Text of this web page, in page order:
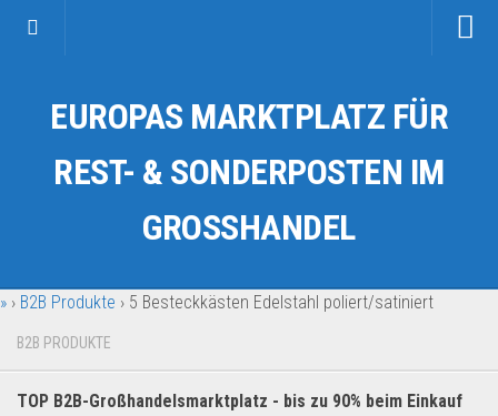
Kategorien
Auto & Motorrad
Fahrzeuge & Transport
Garten & Werkzeug
Geschäft, Büro & Schreibwaren
Geschenkartikel
EUROPAS MARKTPLATZ FÜR
REST- & SONDERPOSTEN IM
GROSSHANDEL
» › B2B Produkte › 5 Besteckkästen Edelstahl poliert/satiniert
B2B PRODUKTE
TOP B2B-Großhandelsmarktplatz - bis zu 90% beim Einkauf